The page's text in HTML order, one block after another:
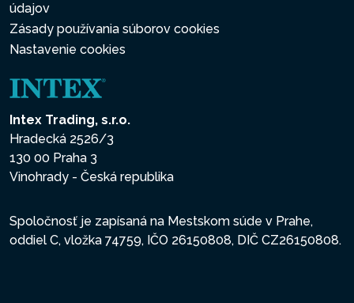
údajov
Zásady používania súborov cookies
Nastavenie cookies
Intex Trading, s.r.o.
Hradecká 2526/3
130 00 Praha 3
Vinohrady - Česká republika
Spoločnosť je zapísaná na Mestskom súde v Prahe,
oddiel C, vložka 74759, IČO 26150808, DIČ CZ26150808.